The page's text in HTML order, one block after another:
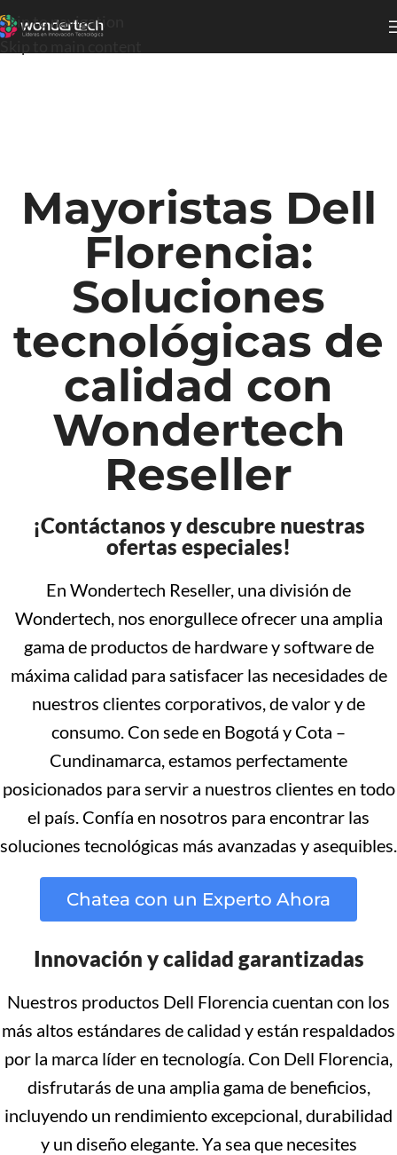
Skip to navigation
Mayoristas Dell
Florencia:
Soluciones
tecnológicas de
calidad con
Wondertech
Reseller
¡Contáctanos y descubre nuestras
ofertas especiales!
En Wondertech Reseller, una división de
Wondertech, nos enorgullece ofrecer una amplia
gama de productos de hardware y software de
máxima calidad para satisfacer las necesidades de
nuestros clientes corporativos, de valor y de
consumo. Con sede en Bogotá y Cota –
Cundinamarca, estamos perfectamente
posicionados para servir a nuestros clientes en todo
el país. Confía en nosotros para encontrar las
soluciones tecnológicas más avanzadas y asequibles.
Chatea con un Experto Ahora
Innovación y calidad garantizadas
Nuestros productos Dell Florencia cuentan con los
más altos estándares de calidad y están respaldados
por la marca líder en tecnología. Con Dell Florencia,
disfrutarás de una amplia gama de beneficios,
incluyendo un rendimiento excepcional, durabilidad
y un diseño elegante. Ya sea que necesites